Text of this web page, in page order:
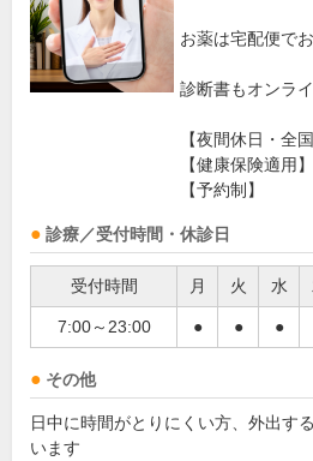
お薬は宅配便で
診断書もオンラ
【夜間休日・全
【健康保険適用】
【予約制】
診療／受付時間・休診日
受付時間 月 火 水
7:00～23:00 ● ● ●
その他
日中に時間がとりにくい方、外出す
います